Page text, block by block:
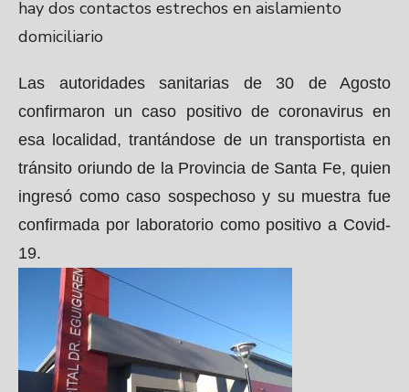
hay dos contactos estrechos en aislamiento
domiciliario
Las autoridades sanitarias de 30 de Agosto
confirmaron un caso positivo de coronavirus en
esa localidad, trantándose de un transportista en
tránsito oriundo de la Provincia de Santa Fe, quien
ingresó como caso sospechoso y su muestra fue
confirmada por laboratorio como positivo a Covid-
19.